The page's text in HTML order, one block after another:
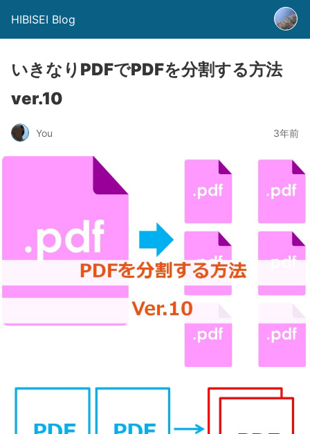
HIBISEI Blog
いきなりPDFでPDFを分割する方法
ver.10
You 3年前